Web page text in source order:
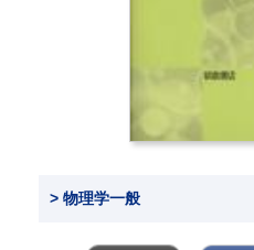
> 物理学一般